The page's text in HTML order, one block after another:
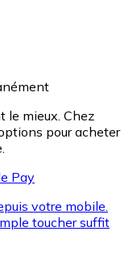
le mieux. Chez
pour acheter
Pay
votre mobile.
toucher suffit